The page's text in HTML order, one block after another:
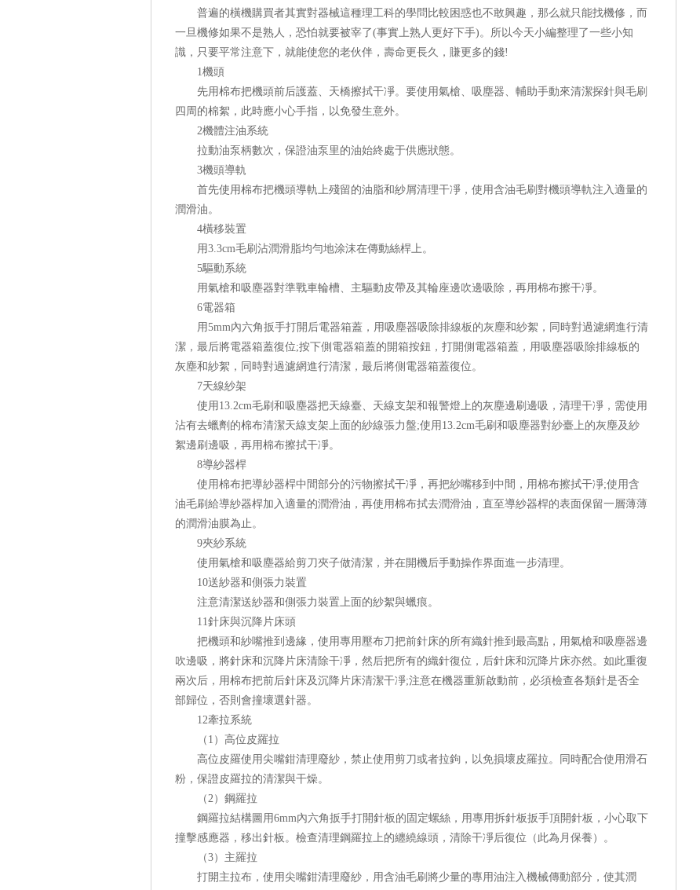
普遍的橫機購買者其實對器械這種理工科的學問比較困惑也不敢興趣，那么就只能找機修，而
一旦機修如果不是熟人，恐怕就要被宰了(事實上熟人更好下手)。所以今天小編整理了一些小知
識，只要平常注意下，就能使您的老伙伴，壽命更長久，賺更多的錢!
1機頭
先用棉布把機頭前后護蓋、天橋擦拭干凈。要使用氣槍、吸塵器、輔助手動來清潔探針與毛刷
四周的棉絮，此時應小心手指，以免發生意外。
2機體注油系統
拉動油泵柄數次，保證油泵里的油始終處于供應狀態。
3機頭導軌
首先使用棉布把機頭導軌上殘留的油脂和紗屑清理干凈，使用含油毛刷對機頭導軌注入適量的
潤滑油。
4橫移裝置
用3.3cm毛刷沾潤滑脂均勻地涂沫在傳動絲桿上。
5驅動系統
用氣槍和吸塵器對準戰車輪槽、主驅動皮帶及其輪座邊吹邊吸除，再用棉布擦干凈。
6電器箱
用5mm內六角扳手打開后電器箱蓋，用吸塵器吸除排線板的灰塵和紗絮，同時對過濾網進行清
潔，最后將電器箱蓋復位;按下側電器箱蓋的開箱按鈕，打開側電器箱蓋，用吸塵器吸除排線板的
灰塵和紗絮，同時對過濾網進行清潔，最后將側電器箱蓋復位。
7天線紗架
使用13.2cm毛刷和吸塵器把天線臺、天線支架和報警燈上的灰塵邊刷邊吸，清理干凈，需使用
沾有去蠟劑的棉布清潔天線支架上面的紗線張力盤;使用13.2cm毛刷和吸塵器對紗臺上的灰塵及紗
絮邊刷邊吸，再用棉布擦拭干凈。
8導紗器桿
使用棉布把導紗器桿中間部分的污物擦拭干凈，再把紗嘴移到中間，用棉布擦拭干凈;使用含
油毛刷給導紗器桿加入適量的潤滑油，再使用棉布拭去潤滑油，直至導紗器桿的表面保留一層薄薄
的潤滑油膜為止。
9夾紗系統
使用氣槍和吸塵器給剪刀夾子做清潔，并在開機后手動操作界面進一步清理。
10送紗器和側張力裝置
注意清潔送紗器和側張力裝置上面的紗絮與蠟痕。
11針床與沉降片床頭
把機頭和紗嘴推到邊緣，使用專用壓布刀把前針床的所有織針推到最高點，用氣槍和吸塵器邊
吹邊吸，將針床和沉降片床清除干凈，然后把所有的織針復位，后針床和沉降片床亦然。如此重復
兩次后，用棉布把前后針床及沉降片床清潔干凈;注意在機器重新啟動前，必須檢查各類針是否全
部歸位，否則會撞壞選針器。
12牽拉系統
（1）高位皮羅拉
高位皮羅使用尖嘴鉗清理廢紗，禁止使用剪刀或者拉鉤，以免損壞皮羅拉。同時配合使用滑石
粉，保證皮羅拉的清潔與干燥。
（2）鋼羅拉
鋼羅拉結構圖用6mm內六角扳手打開針板的固定螺絲，用專用拆針板扳手頂開針板，小心取下
撞擊感應器，移出針板。檢查清理鋼羅拉上的纏繞線頭，清除干凈后復位（此為月保養）。
（3）主羅拉
打開主拉布，使用尖嘴鉗清理廢紗，用含油毛刷將少量的專用油注入機械傳動部分，使其潤